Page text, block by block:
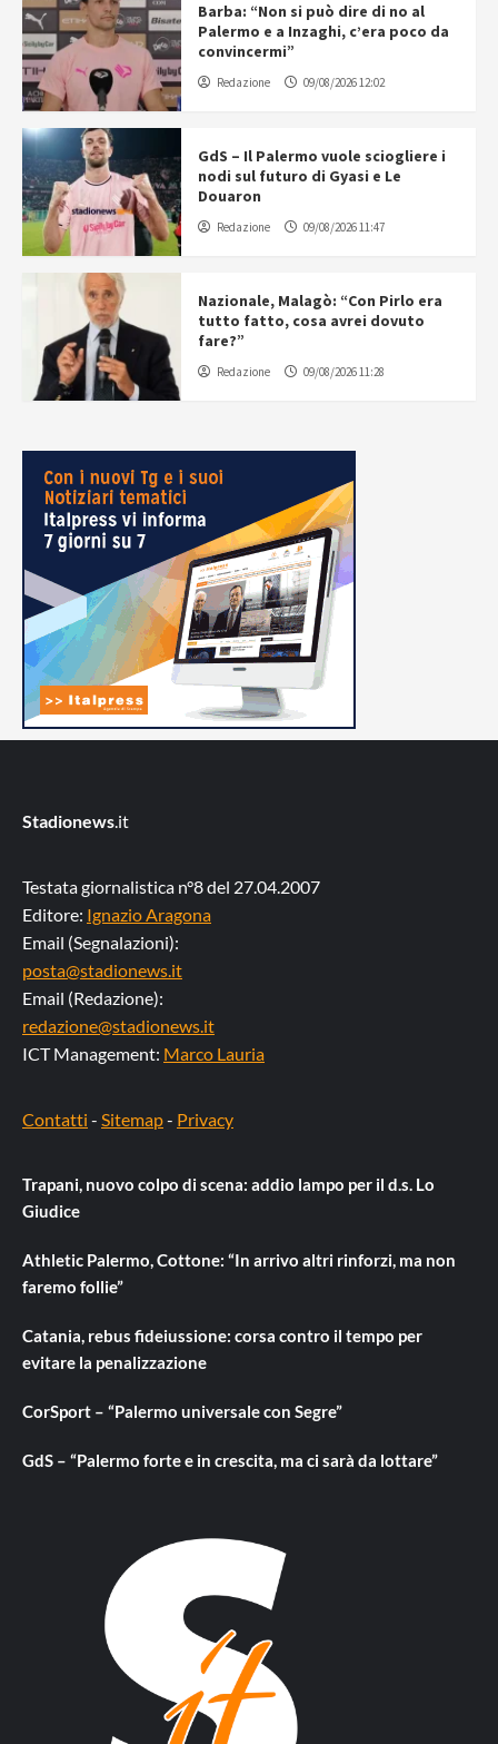
Barba: “Non si può dire di no al
Palermo e a Inzaghi, c’era poco da
convincermi”
Redazione 09/08/2026 12:02
GdS – Il Palermo vuole sciogliere i
nodi sul futuro di Gyasi e Le
Douaron
Redazione 09/08/2026 11:47
Nazionale, Malagò: “Con Pirlo era
tutto fatto, cosa avrei dovuto
fare?”
Redazione 09/08/2026 11:28
Stadionews.it
Testata giornalistica n°8 del 27.04.2007
Editore: Ignazio Aragona
Email (Segnalazioni):
posta@stadionews.it
Email (Redazione):
redazione@stadionews.it
ICT Management: Marco Lauria
Contatti - Sitemap- Privacy
Trapani, nuovo colpo di scena: addio lampo per il d.s. Lo
Giudice
Athletic Palermo, Cottone: “In arrivo altri rinforzi, ma non
faremo follie”
Catania, rebus fideiussione: corsa contro il tempo per
evitare la penalizzazione
CorSport – “Palermo universale con Segre”
GdS – “Palermo forte e in crescita, ma ci sarà da lottare”